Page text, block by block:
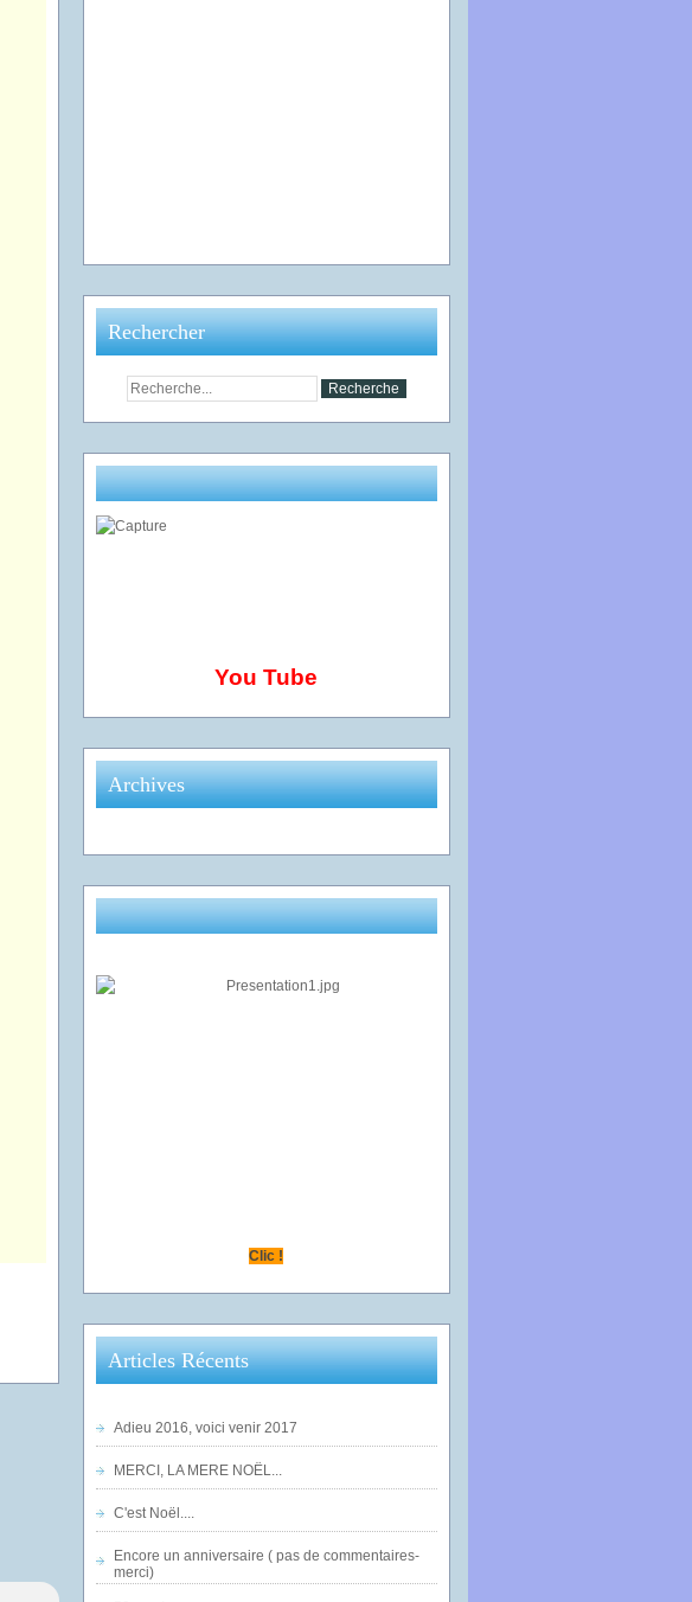
Rechercher
You Tube
Archives
Clic !
Articles Récents
Adieu 2016, voici venir 2017
MERCI, LA MERE NOËL...
C'est Noël....
Encore un anniversaire ( pas de commentaires-
merci)